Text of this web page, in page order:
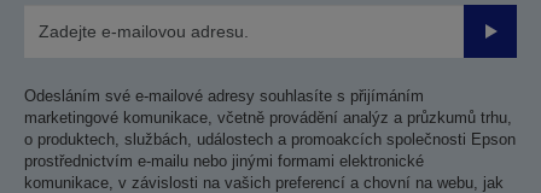
Odesláním své e-mailové adresy souhlasíte s přijímáním
marketingové komunikace, včetně provádění analýz a průzkumů trhu,
o produktech, službách, událostech a promoakcích společnosti Epson
prostřednictvím e-mailu nebo jinými formami elektronické
komunikace, v závislosti na vašich preferencí a chovní na webu, jak